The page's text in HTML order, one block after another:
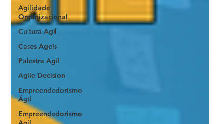
Agilidade
Organizacional
Cultura Agil
Cases Ageis
Palestra Agil
Agile Decision
Empreendedorismo
Ágil
Empreendedorismo